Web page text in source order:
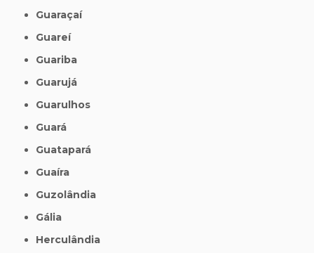
Guaraçaí
Guareí
Guariba
Guarujá
Guarulhos
Guará
Guatapará
Guaíra
Guzolândia
Gália
Herculândia